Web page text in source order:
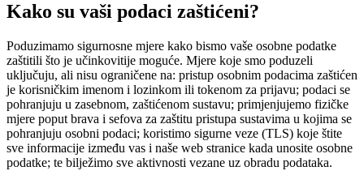
Kako su vaši podaci zaštićeni?
Poduzimamo sigurnosne mjere kako bismo vaše osobne podatke
zaštitili što je učinkovitije moguće. Mjere koje smo poduzeli
uključuju, ali nisu ograničene na: pristup osobnim podacima zaštićen
je korisničkim imenom i lozinkom ili tokenom za prijavu; podaci se
pohranjuju u zasebnom, zaštićenom sustavu; primjenjujemo fizičke
mjere poput brava i sefova za zaštitu pristupa sustavima u kojima se
pohranjuju osobni podaci; koristimo sigurne veze (TLS) koje štite
sve informacije između vas i naše web stranice kada unosite osobne
podatke; te bilježimo sve aktivnosti vezane uz obradu podataka.